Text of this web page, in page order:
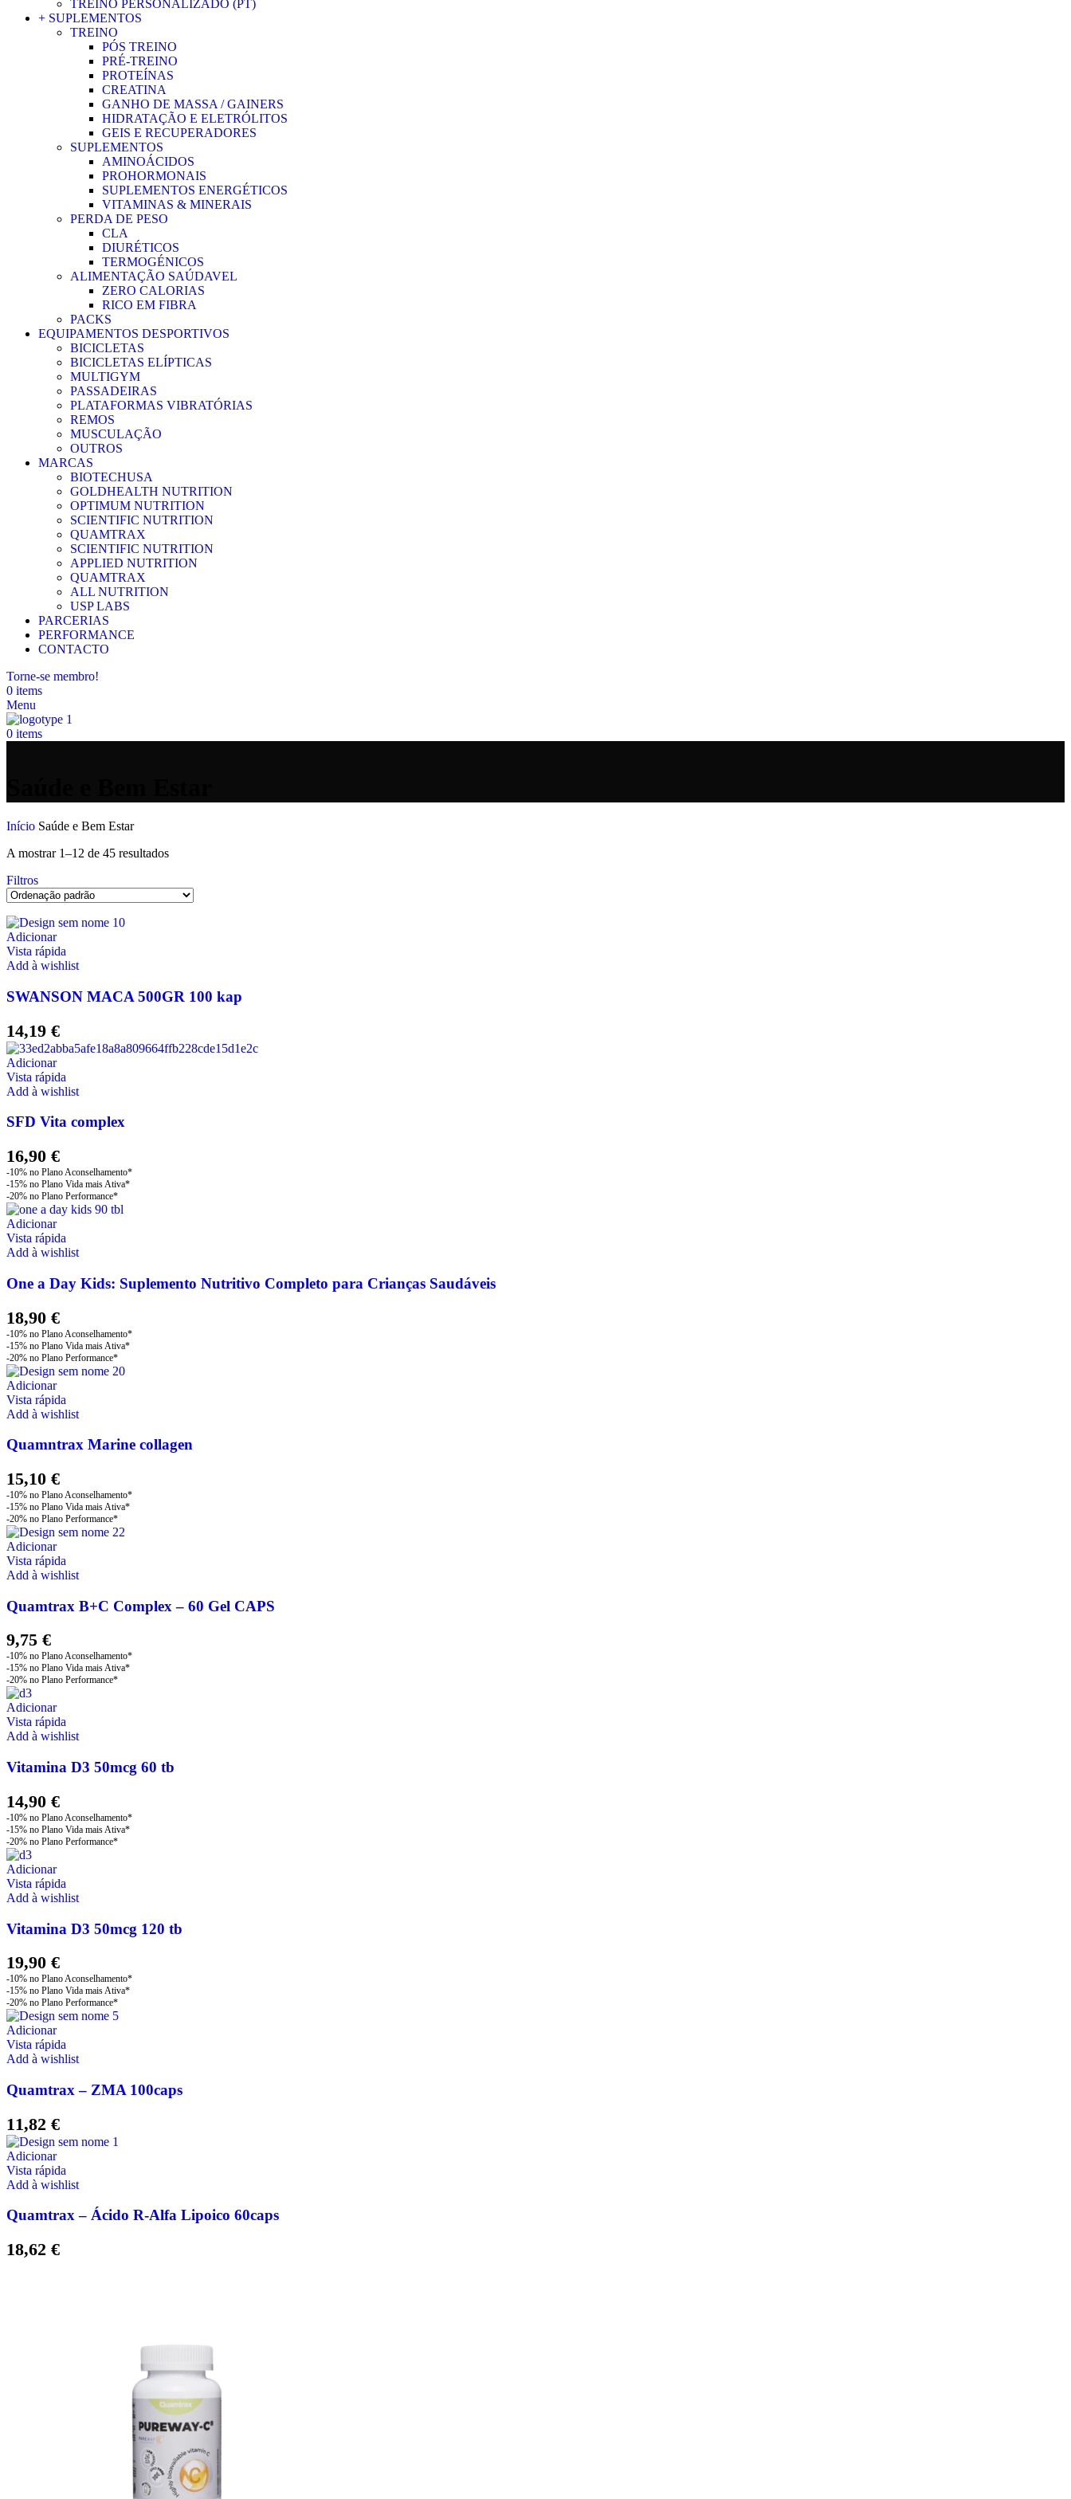
TREINO PERSONALIZADO (PT)
+ SUPLEMENTOS
TREINO
PÓS TREINO
PRÉ-TREINO
PROTEÍNAS
CREATINA
GANHO DE MASSA / GAINERS
HIDRATAÇÃO E ELETRÓLITOS
GEIS E RECUPERADORES
SUPLEMENTOS
AMINOÁCIDOS
PROHORMONAIS
SUPLEMENTOS ENERGÉTICOS
VITAMINAS & MINERAIS
PERDA DE PESO
CLA
DIURÉTICOS
TERMOGÉNICOS
ALIMENTAÇÃO SAÚDAVEL
ZERO CALORIAS
RICO EM FIBRA
PACKS
EQUIPAMENTOS DESPORTIVOS
BICICLETAS
BICICLETAS ELÍPTICAS
MULTIGYM
PASSADEIRAS
PLATAFORMAS VIBRATÓRIAS
REMOS
MUSCULAÇÃO
OUTROS
MARCAS
BIOTECHUSA
GOLDHEALTH NUTRITION
OPTIMUM NUTRITION
SCIENTIFIC NUTRITION
QUAMTRAX
SCIENTIFIC NUTRITION
APPLIED NUTRITION
QUAMTRAX
ALL NUTRITION
USP LABS
PARCERIAS
PERFORMANCE
CONTACTO
Torne-se membro!
0 items
Menu
0 items
Início Saúde e Bem Estar
A mostrar 1–12 de 45 resultados
Filtros
Adicionar
Vista rápida
Add à wishlist
SWANSON MACA 500GR 100 kap
14,19 €
Adicionar
Vista rápida
Add à wishlist
SFD Vita complex
16,90 €
Adicionar
Vista rápida
Add à wishlist
One a Day Kids: Suplemento Nutritivo Completo para Crianças Saudáveis
18,90 €
Adicionar
Vista rápida
Add à wishlist
Quamntrax Marine collagen
15,10 €
Adicionar
Vista rápida
Add à wishlist
Quamtrax B+C Complex – 60 Gel CAPS
9,75 €
Adicionar
Vista rápida
Add à wishlist
Vitamina D3 50mcg 60 tb
14,90 €
Adicionar
Vista rápida
Add à wishlist
Vitamina D3 50mcg 120 tb
19,90 €
Adicionar
Vista rápida
Add à wishlist
Quamtrax – ZMA 100caps
11,82 €
Adicionar
Vista rápida
Add à wishlist
Quamtrax – Ácido R-Alfa Lipoico 60caps
18,62 €